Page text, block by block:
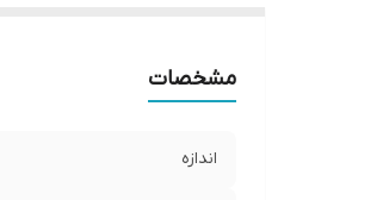
مشخصات
اندازه